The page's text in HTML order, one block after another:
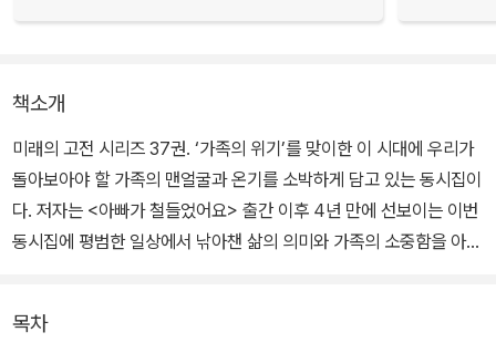
책소개
미래의 고전 시리즈 37권. ‘가족의 위기’를 맞이한 이 시대에 우리가
돌아보아야 할 가족의 맨얼굴과 온기를 소박하게 담고 있는 동시집이
다. 저자는 <아빠가 철들었어요> 출간 이후 4년 만에 선보이는 이번
동시집에 평범한 일상에서 낚아챈 삶의 의미와 가족의 소중함을 아이
김용삼 시인은 ‘시인의 말’에서 사는 일에 지치고 외롭거나 불평하는
목차